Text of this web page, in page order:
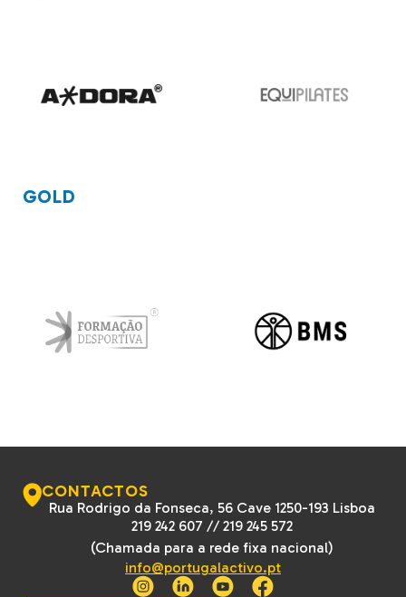
GOLD
CONTACTOS
Rua Rodrigo da Fonseca, 56 Cave 1250-193 Lisboa
219 242 607 //219 245 572
(Chamada para a rede fixa nacional)
info@portugalactivo.pt